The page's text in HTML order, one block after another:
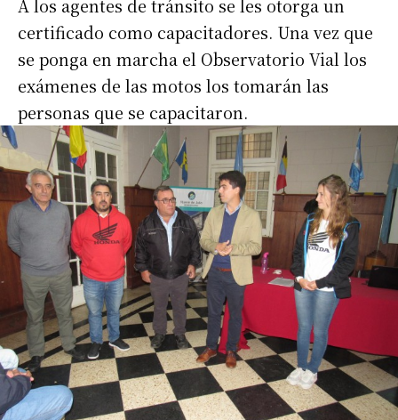
A los agentes de tránsito se les otorga un
certificado como capacitadores. Una vez que
se ponga en marcha el Observatorio Vial los
exámenes de las motos los tomarán las
personas que se capacitaron.